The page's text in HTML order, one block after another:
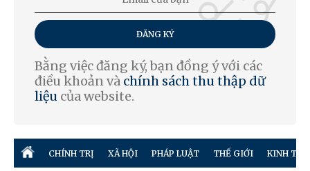
ĐĂNG KÝ
Bằng việc đăng ký, bạn đồng ý với các
điều khoản và chính sách thu thập dữ
liệu của website.
CHÍNH TRỊ XÃ HỘI PHÁP LUẬT THẾ GIỚI KINH TẾ